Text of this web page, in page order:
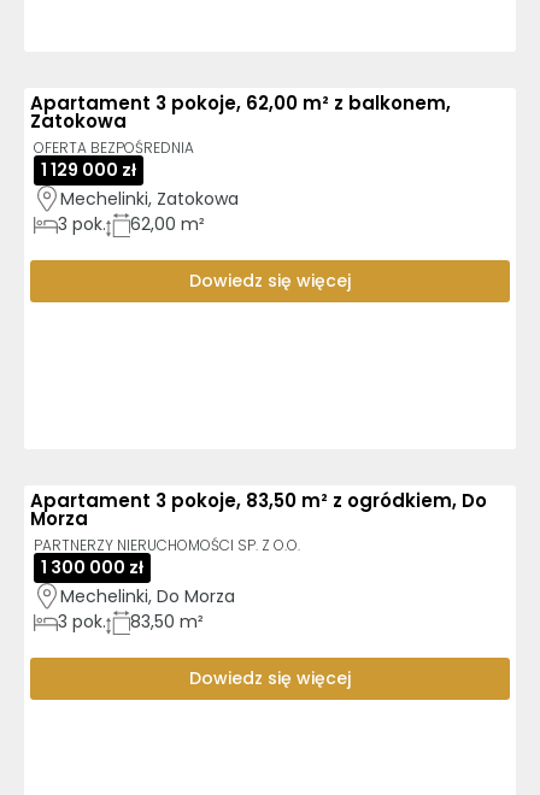
Apartament 3 pokoje, 62,00 m² z balkonem,
Zatokowa
OFERTA BEZPOŚREDNIA
1 129 000 zł
Mechelinki, Zatokowa
3 pok. 62,00 m²
Dowiedz się więcej
Apartament 3 pokoje, 83,50 m² z ogródkiem, Do
Morza
PARTNERZY NIERUCHOMOŚCI SP. Z O.O.
1 300 000 zł
Mechelinki, Do Morza
3 pok. 83,50 m²
Dowiedz się więcej